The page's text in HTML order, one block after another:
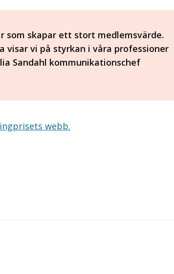
som skapar ett stort medlemsvärde.
visar vi på styrkan i våra professioner
Sandahl kommunikationschef
webb.